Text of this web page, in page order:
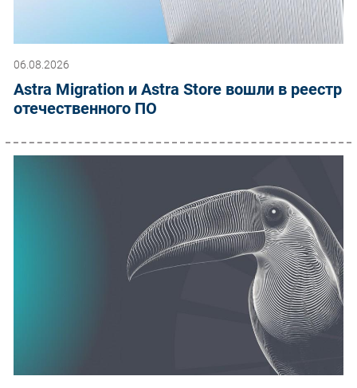
06.08.2026
Astra Migration и Astra Store вошли в реестр
отечественного ПО